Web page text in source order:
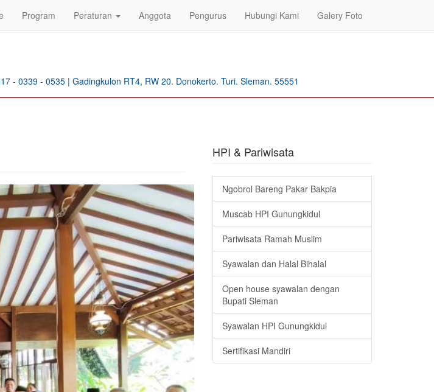
- 0339 - 0535 | Gadingkulon RT4, RW 20. Donokerto. Turi. Sleman. 55551
Program Peraturan Anggota Pengurus Hubungi Kami Galery Foto
HPI & Pariwisata
Ngobrol Bareng Pakar Bakpia
Muscab HPI Gunungkidul
Pariwisata Ramah Muslim
Syawalan dan Halal Bihalal
Open house syawalan dengan
Bupati Sleman
Syawalan HPI Gunungkidul
Sertifikasi Mandiri